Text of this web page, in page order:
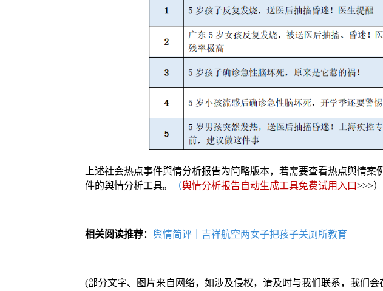
上述社会热点事件舆情分析报告为简略版本，若需要查看热点舆情
件的舆情分析工具。
（舆情分析报告自动生成工具免费试用入口>>>）
相关阅读推荐： 舆情简评｜吉祥航空两女子把孩子关厕所教育
(部分文字、图片来自网络，如涉及侵权，请及时与我们联系，我们会